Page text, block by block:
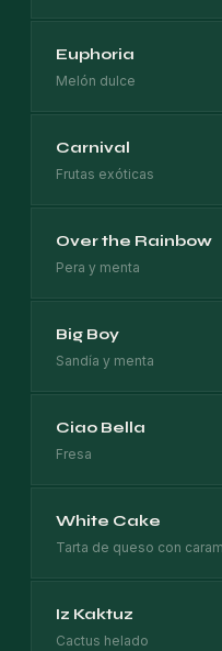
Euphoria
Melón dulce
Carnival
Frutas exóticas
Over the Rainbow
Pera y menta
Big Boy
Sandía y menta
Ciao Bella
Fresa
White Cake
Tarta de queso con
Iz Kaktuz
Cactus helado